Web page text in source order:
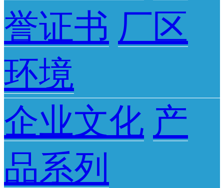
誉证书 厂区
环境
企业文化 产
品系列